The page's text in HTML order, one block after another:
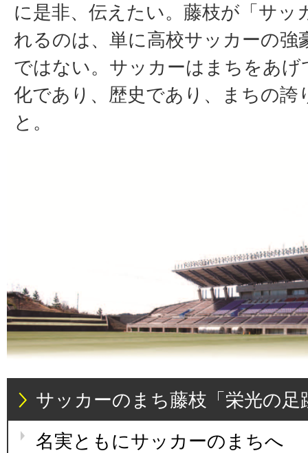
に是非、伝えたい。藤枝が「サッ
れるのは、単に高校サッカーの強
ではない。サッカーはまちをあ
化であり、歴史であり、まちの誇
と。
サッカーのまち藤枝「栄光の足
名実ともにサッカーのまちへ